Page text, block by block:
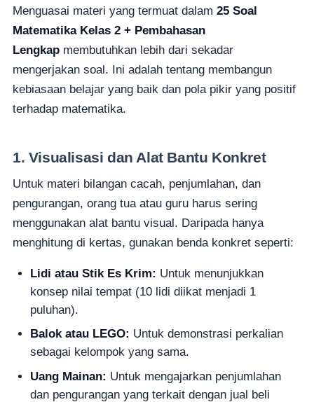
Menguasai materi yang termuat dalam 25 Soal
Matematika Kelas 2 + Pembahasan
Lengkap membutuhkan lebih dari sekadar
mengerjakan soal. Ini adalah tentang membangun
kebiasaan belajar yang baik dan pola pikir yang positif
terhadap matematika.
1. Visualisasi dan Alat Bantu Konkret
Untuk materi bilangan cacah, penjumlahan, dan
pengurangan, orang tua atau guru harus sering
menggunakan alat bantu visual. Daripada hanya
menghitung di kertas, gunakan benda konkret seperti:
Lidi atau Stik Es Krim: Untuk menunjukkan
konsep nilai tempat (10 lidi diikat menjadi 1
puluhan).
Balok atau LEGO: Untuk demonstrasi perkalian
sebagai kelompok yang sama.
Uang Mainan: Untuk mengajarkan penjumlahan
dan pengurangan yang terkait dengan jual beli